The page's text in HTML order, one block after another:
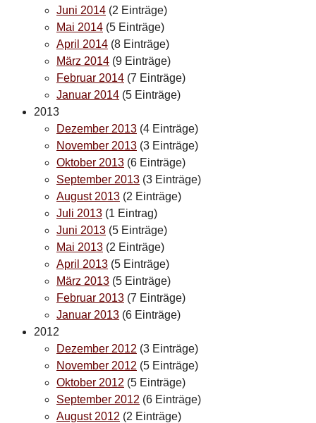
Juni 2014 (2 Einträge)
Mai 2014 (5 Einträge)
April 2014 (8 Einträge)
März 2014 (9 Einträge)
Februar 2014 (7 Einträge)
Januar 2014 (5 Einträge)
2013
Dezember 2013 (4 Einträge)
November 2013 (3 Einträge)
Oktober 2013 (6 Einträge)
September 2013 (3 Einträge)
August 2013 (2 Einträge)
Juli 2013 (1 Eintrag)
Juni 2013 (5 Einträge)
Mai 2013 (2 Einträge)
April 2013 (5 Einträge)
März 2013 (5 Einträge)
Februar 2013 (7 Einträge)
Januar 2013 (6 Einträge)
2012
Dezember 2012 (3 Einträge)
November 2012 (5 Einträge)
Oktober 2012 (5 Einträge)
September 2012 (6 Einträge)
August 2012 (2 Einträge)